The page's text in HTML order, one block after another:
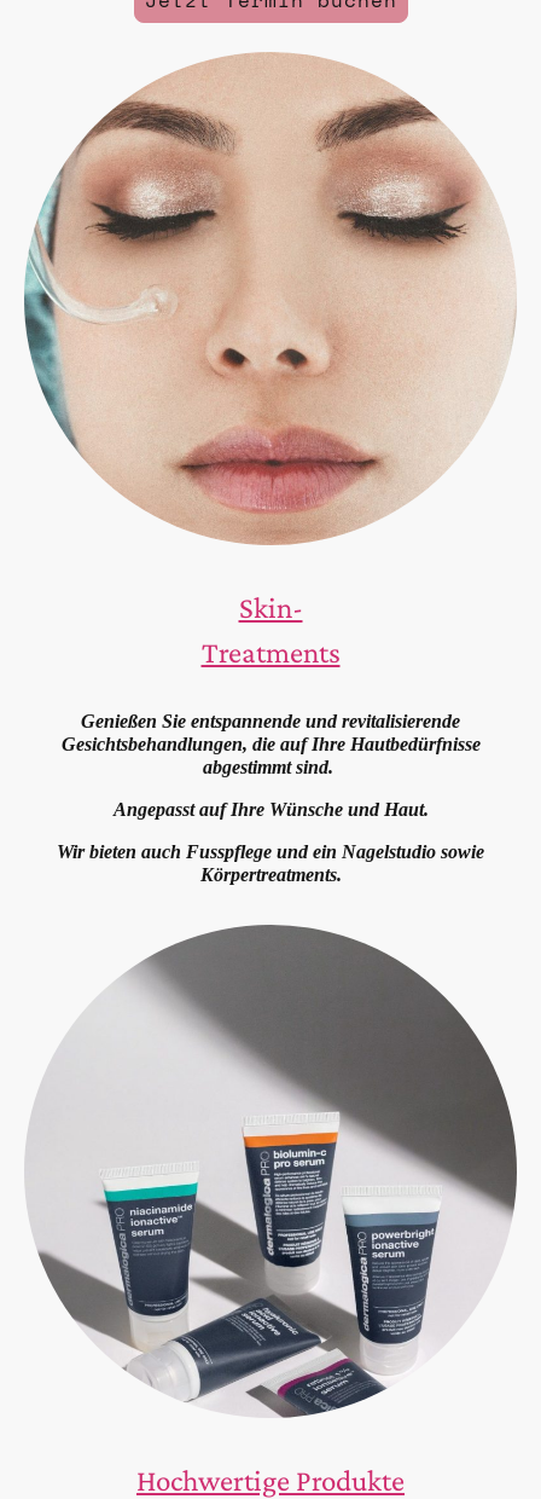
Skin-
Treatments
Genießen Sie entspannende und revitalisierende
Gesichtsbehandlungen, die auf Ihre Hautbedürfnisse
abgestimmt sind.
Angepasst auf Ihre Wünsche und Haut.
Wir bieten auch Fusspflege und ein Nagelstudio sowie
Körpertreatments.
Hochwertige Produkte